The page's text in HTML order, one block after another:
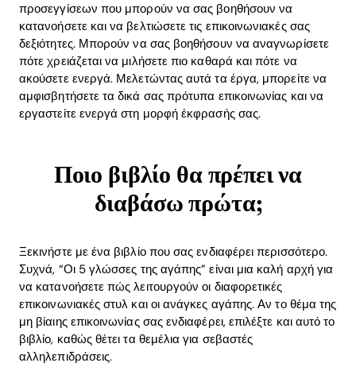
προσεγγίσεων που μπορούν να σας βοηθήσουν να
κατανοήσετε και να βελτιώσετε τις επικοινωνιακές σας
δεξιότητες. Μπορούν να σας βοηθήσουν να αναγνωρίσετε
πότε χρειάζεται να μιλήσετε πιο καθαρά και πότε να
ακούσετε ενεργά. Μελετώντας αυτά τα έργα, μπορείτε να
αμφισβητήσετε τα δικά σας πρότυπα επικοινωνίας και να
εργαστείτε ενεργά στη μορφή έκφρασής σας.
Ποιο βιβλίο θα πρέπει να
διαβάσω πρώτα;
Ξεκινήστε με ένα βιβλίο που σας ενδιαφέρει περισσότερο.
Συχνά, “Οι 5 γλώσσες της αγάπης” είναι μια καλή αρχή για
να κατανοήσετε πώς λειτουργούν οι διαφορετικές
επικοινωνιακές στυλ και οι ανάγκες αγάπης. Αν το θέμα της
μη βίαιης επικοινωνίας σας ενδιαφέρει, επιλέξτε και αυτό το
βιβλίο, καθώς θέτει τα θεμέλια για σεβαστές
αλληλεπιδράσεις.